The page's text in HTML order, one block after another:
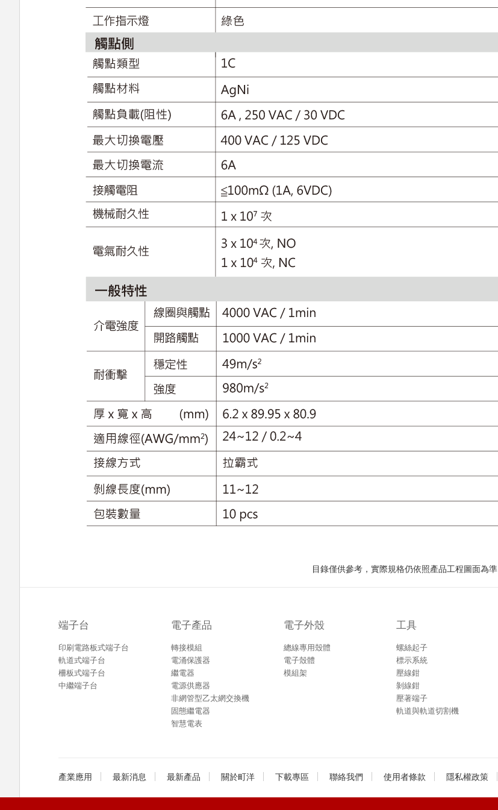
目錄僅供參考，實際規格仍依照產品工程圖面為準
端子台
印刷電路板式端子台
軌道式端子台
柵板式端子台
中繼端子台
電子產品
轉接模組
電涌保護器
繼電器
電源供應器
非網管型乙太網交換機
固態繼電器
智慧電表
電子外殼
總線專用殼體
電子殼體
模組架
工具
螺絲起子
標示系統
壓線鉗
剝線鉗
壓著端子
軌道與軌道切割機
產業應用 最新消息 最新產品 關於町洋 下載專區 聯絡我們 使用者條款 隱私權政策